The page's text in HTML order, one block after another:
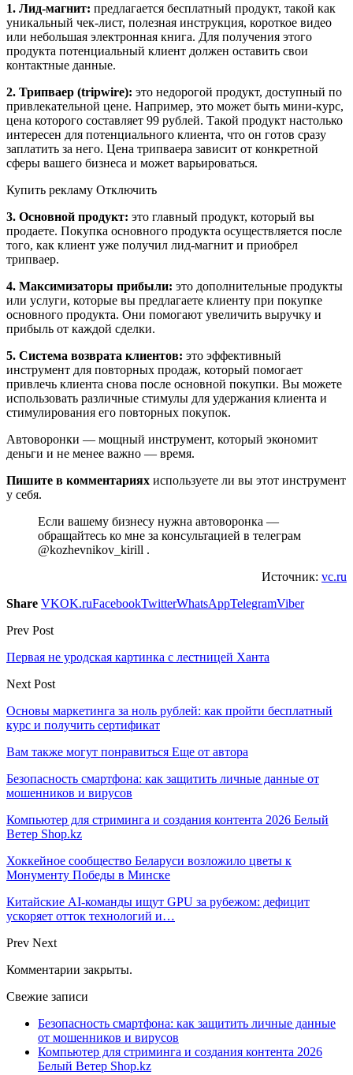
1. Лид-магнит: предлагается бесплатный продукт, такой как
уникальный чек-лист, полезная инструкция, короткое видео
или небольшая электронная книга. Для получения этого
продукта потенциальный клиент должен оставить свои
контактные данные.
2. Трипваер (tripwire): это недорогой продукт, доступный по
привлекательной цене. Например, это может быть мини-курс,
цена которого составляет 99 рублей. Такой продукт настолько
интересен для потенциального клиента, что он готов сразу
заплатить за него. Цена трипваера зависит от конкретной
сферы вашего бизнеса и может варьироваться.
Купить рекламу Отключить
3. Основной продукт: это главный продукт, который вы
продаете. Покупка основного продукта осуществляется после
того, как клиент уже получил лид-магнит и приобрел
трипваер.
4. Максимизаторы прибыли: это дополнительные продукты
или услуги, которые вы предлагаете клиенту при покупке
основного продукта. Они помогают увеличить выручку и
прибыль от каждой сделки.
5. Система возврата клиентов: это эффективный
инструмент для повторных продаж, который помогает
привлечь клиента снова после основной покупки. Вы можете
использовать различные стимулы для удержания клиента и
стимулирования его повторных покупок.
Автоворонки — мощный инструмент, который экономит
деньги и не менее важно — время.
Пишите в комментариях используете ли вы этот инструмент
у себя.
Если вашему бизнесу нужна автоворонка —
обращайтесь ко мне за консультацией в телеграм
@kozhevnikov_kirill .
Источник: vc.ru
Share VKOK.ruFacebookTwitterWhatsAppTelegramViber
Prev Post
Первая не уродская картинка с лестницей Ханта
Next Post
Основы маркетинга за ноль рублей: как пройти бесплатный
курс и получить сертификат
Вам также могут понравиться Еще от автора
Безопасность смартфона: как защитить личные данные от
мошенников и вирусов
Компьютер для стриминга и создания контента 2026 Белый
Ветер Shop.kz
Хоккейное сообщество Беларуси возложило цветы к
Монументу Победы в Минске
Китайские AI-команды ищут GPU за рубежом: дефицит
ускоряет отток технологий и…
Prev Next
Комментарии закрыты.
Свежие записи
Безопасность смартфона: как защитить личные данные
от мошенников и вирусов
Компьютер для стриминга и создания контента 2026
Белый Ветер Shop.kz